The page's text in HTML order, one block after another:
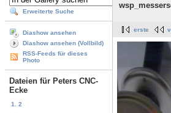
Erweiterte Suche
Diashow ansehen
Diashow ansehen (Vollbild)
RSS-Feeds für dieses
Photo
Dateien für Peters CNC-
Ecke
1. 2
erste